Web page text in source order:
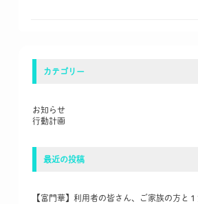
カテゴリー
お知らせ
行動計画
最近の投稿
【富門華】利用者の皆さん、ご家族の方と